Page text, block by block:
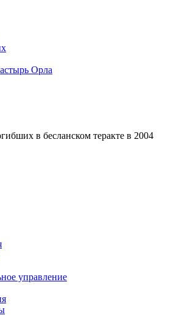
Орла
в бесланском теракте в 2004
управление